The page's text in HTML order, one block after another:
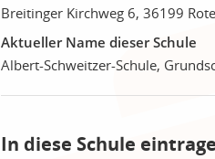
Breitinger Kirchweg 6, 36199
Aktueller Name dieser Schule
Albert-Schweitzer-Schule,
In diese Schule